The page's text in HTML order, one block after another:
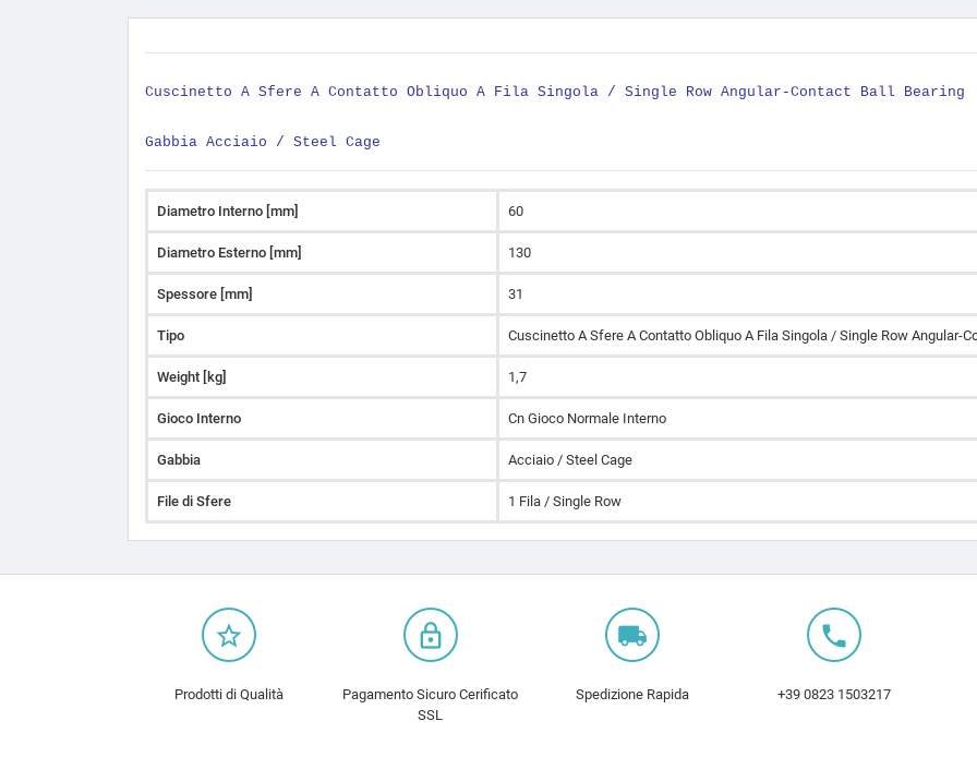
Cuscinetto A Sfere A Contatto Obliquo A Fila Singola / Single Row Angular-Contact Ball
Gabbia Acciaio / Steel Cage
Diametro Interno [mm] 60
Diametro Esterno [mm] 130
Spessore [mm] 31
Tipo Cuscinetto A Sfere A Contatto Obliquo A Fila Singola / Single Row Angular-
Weight [kg] 1,7
Gioco Interno Cn Gioco Normale Interno
Gabbia Acciaio / Steel Cage
File di Sfere 1 Fila / Single Row
star_border
Prodotti di Qualità
lock_outline
Pagamento Sicuro Cerificato
SSL
local_shipping
Spedizione Rapida
local_phone
+39 0823 1503217